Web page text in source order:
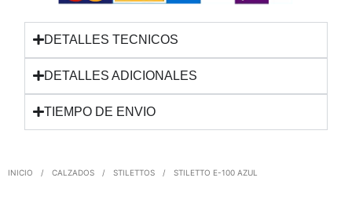
DETALLES TECNICOS
DETALLES ADICIONALES
TIEMPO DE ENVIO
INICIO / CALZADOS / STILETTOS / STILETTO E-100 AZUL